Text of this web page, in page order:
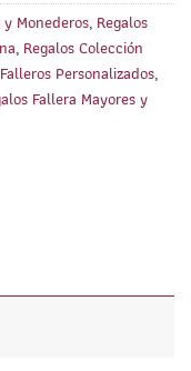
Monederos, Regalos
, Regalos Colección
Personalizados,
Fallera Mayores y